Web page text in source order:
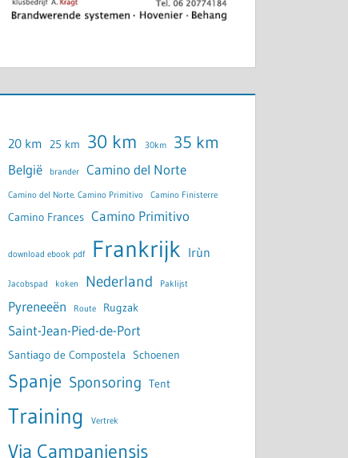
20 km 25 km 30 km 30km 35 km
België brander Camino del Norte
Camino del Norte. Camino Primitivo Camino Finisterre
Camino Frances Camino Primitivo
download ebook pdf Frankrijk Irùn
Jacobspad koken Nederland Paklijst
Pyreneeën Route Rugzak
Saint-Jean-Pied-de-Port
Santiago de Compostela Schoenen
Spanje Sponsoring Tent
Training Vertrek
Via Campaniensis